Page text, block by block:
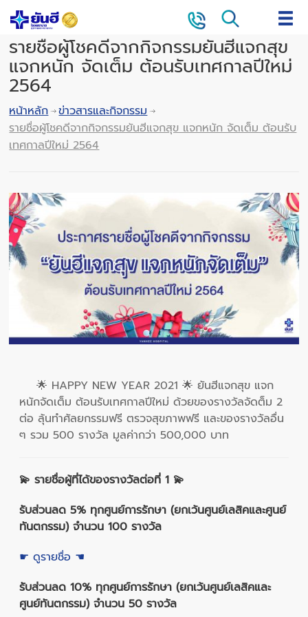
รายชื่อผู้โชคดีจากกิจกรรมยันฮีแจกสุข
แจกหนัก จัดเต็ม ต้อนรับเทศกาลปีใหม่
2564
หน้าหลัก
ข่าวสารและกิจกรรม
รายชื่อผู้โชคดีจากกิจกรรมยันฮีแจกสุข แจกหนัก จัดเต็ม ต้อนรับ
เทศกาลปีใหม่ 2564
🌟 HAPPY NEW YEAR 2021 🌟 ยันฮีแจกสุข แจก
หนักจัดเต็ม ต้อนรับเทศกาลปีใหม่ ด้วยของรางวัลจัดต็ม 2
ต่อ ลุ้นทำศัลยกรรมฟรี ตรวจสุขภาพฟรี และของรางวัลอื่น
ๆ รวม 500 รางวัล มูลค่ากว่า 500,000 บาท
💫 รายชื่อผู้ที่ได้ของรางวัลต่อที่ 1 💫
รับส่วนลด 5% ทุกศูนย์การรักษา (ยกเว้นศูนย์เลสิคและศูนย์
ทันตกรรม) จำนวน 100 รางวัล
☛ ดูรายชื่อ ☚
รับส่วนลด 10% ทุกศูนย์การรักษา (ยกเว้นศูนย์เลสิคและ
ศูนย์ทันตกรรม) จำนวน 50 รางวัล